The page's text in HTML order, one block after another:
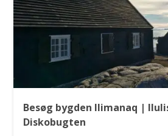
Besøg bygden Ilimanaq |
Diskobugten